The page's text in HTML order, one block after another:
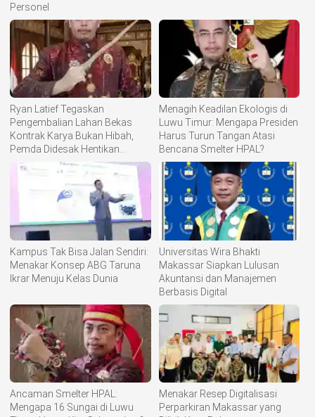
Personel
Ryan Latief Tegaskan
Pengembalian Lahan Bekas
Kontrak Karya Bukan Hibah,
Pemda Didesak Hentikan
Komoditisasi Tanah Ulayat
Menagih Keadilan Ekologis di
Luwu Timur: Mengapa Presiden
Harus Turun Tangan Atasi
Bencana Smelter HPAL?
Kampus Tak Bisa Jalan Sendiri:
Menakar Konsep ABG Taruna
Ikrar Menuju Kelas Dunia
Universitas Wira Bhakti
Makassar Siapkan Lulusan
Akuntansi dan Manajemen
Berbasis Digital
Ancaman Smelter HPAL:
Mengapa 16 Sungai di Luwu
Menakar Resep Digitalisasi
Perparkiran Makassar yang